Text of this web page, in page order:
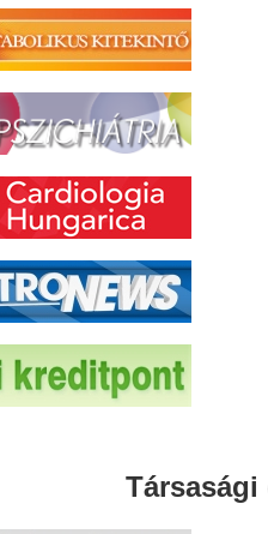
Társasági